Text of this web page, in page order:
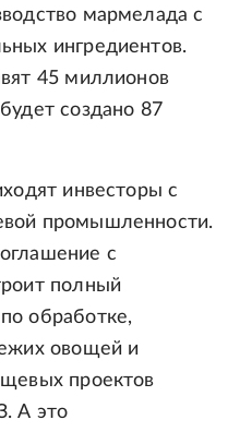
мармелада с
ингредиентов.
45 миллионов
создано 87
инвесторы с
промышленности.
с
полный
обработке,
овощей и
проектов
А это